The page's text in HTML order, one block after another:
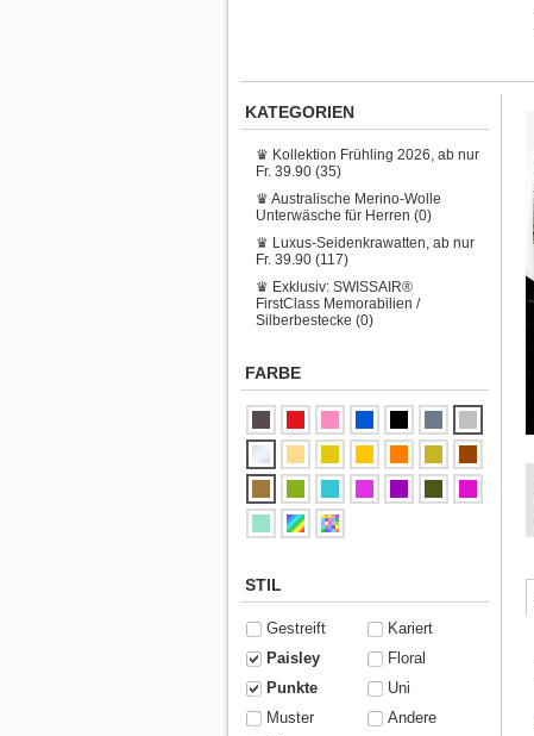
KATEGORIEN
♛ Kollektion Frühling 2026, ab nur
Fr. 39.90 (35)
♛ Australische Merino-Wolle
Unterwäsche für Herren (0)
♛ Luxus-Seidenkrawatten, ab nur
Fr. 39.90 (117)
♛ Exklusiv: SWISSAIR®
FirstClass Memorabilien /
Silberbestecke (0)
FARBE
STIL
Gestreift
Kariert
Paisley
Floral
Punkte
Uni
Muster
Andere